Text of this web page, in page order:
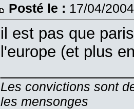
Posté le : 17/04/
il est pas que
l'europe (et plus
Les convictions sont
les mensonges